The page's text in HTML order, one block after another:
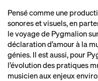
Pensé comme une
sonores et visuels, en
le voyage de Pygmalion
déclaration d’amour à la
génies. Il est aussi, pour
l’évolution des pratiques
musicien aux enjeux